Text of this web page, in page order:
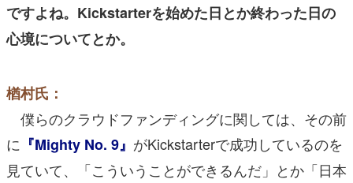
ですよね。Kickstarterを始めた日とか終わった日の
心境についてとか。
楢村氏：
僕らのクラウドファンディングに関しては、その前
に 『Mighty No. 9』 がKickstarterで成功しているのを
見ていて、「こういうことができるんだ」とか「日本